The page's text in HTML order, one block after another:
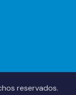
reservados.